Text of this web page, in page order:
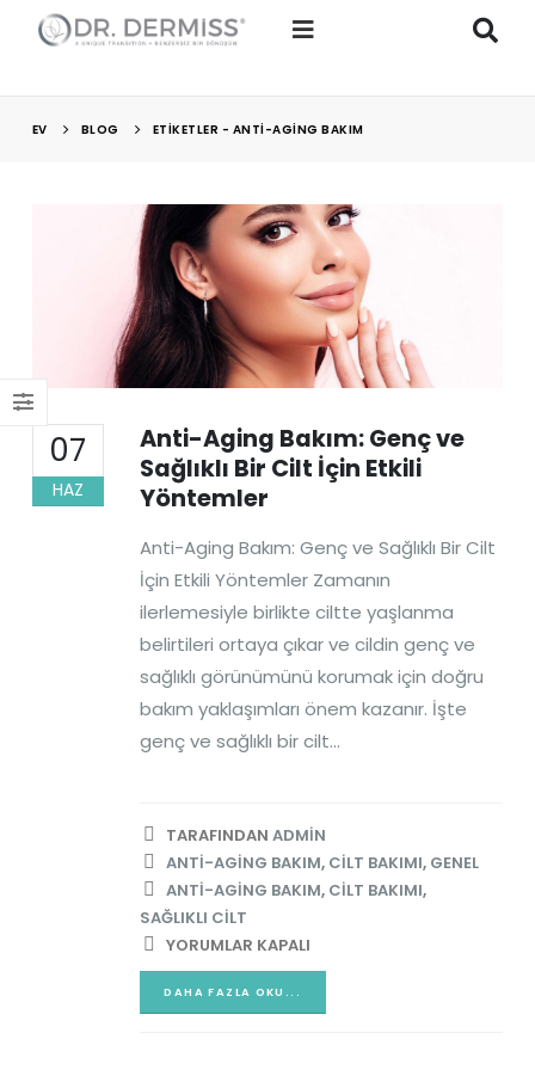
EV BLOG ETIKETLER - ANTI-AGING BAKIM
07
HAZ
Anti-Aging Bakım: Genç ve
Sağlıklı Bir Cilt İçin Etkili
Yöntemler
Anti-Aging Bakım: Genç ve Sağlıklı Bir Cilt
İçin Etkili Yöntemler Zamanın
ilerlemesiyle birlikte ciltte yaşlanma
belirtileri ortaya çıkar ve cildin genç ve
sağlıklı görünümünü korumak için doğru
bakım yaklaşımları önem kazanır. İşte
genç ve sağlıklı bir cilt...
TARAFINDAN ADMIN
ANTI-AGING BAKIM, CILT BAKIMI, GENEL
ANTI-AGING BAKIM, CILT BAKIMI,
SAĞLIKLI CILT
YORUMLAR KAPALI
DAHA FAZLA OKU...
DerMESO Pro
Exosomes ve
Fraksiyonel Lazer
Biyoteknolojik
Peeling
Uygulamalarının Yan
Etkileri
20/10/2024